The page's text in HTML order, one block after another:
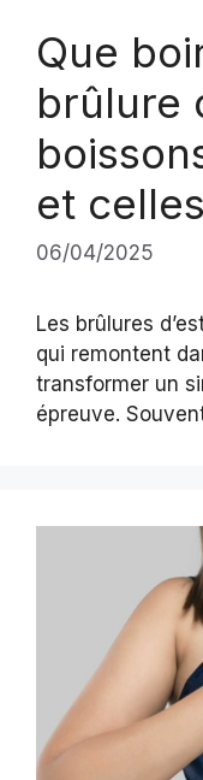
Que
brûlure
et
06/04/2025
Les brûlures
qui remontent
transformer un
épreuve.